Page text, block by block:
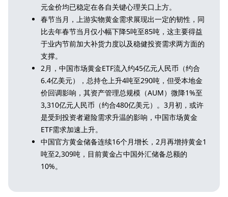
元金价均已稳定在各自关键心理关口上方。
春节当月，上游实物黄金需求展现出一定的韧性，同
比去年春节当月仅小幅下降5吨至85吨，这主要得益
于业内节前加大补货力度以及稳健投资需求两方面的
支撑。
2月，中国市场黄金ETF流入约45亿元人民币（约合
6.4亿美元），总持仓上升4吨至290吨，但受本地金
价回调影响，其资产管理总规模（AUM）微降1%至
3,310亿元人民币（约合480亿美元）。3月初，或许
是受到投资者避险需求升温的影响，中国市场黄金
ETF需求加速上升。
中国官方黄金储备连续16个月增长，2月再增持黄金1
吨至2,309吨，目前黄金占中国外汇储备总额的
10%。